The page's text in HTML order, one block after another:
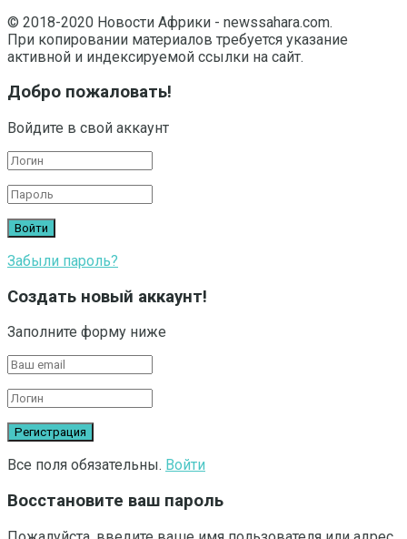
© 2018-2020 Новости Африки - newssahara.com.
При копировании материалов требуется указание
активной и индексируемой ссылки на сайт.
Добро пожаловать!
Войдите в свой аккаунт
Забыли пароль?
Создать новый аккаунт!
Заполните форму ниже
Все поля обязательны. Войти
Восстановите ваш пароль